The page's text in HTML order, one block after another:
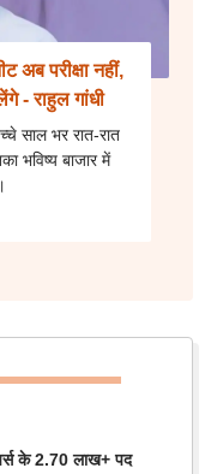
परीक्षा नहीं,
- राहुल गांधी
साल भर रात-रात
भविष्य बाजार में
के 2.70 लाख+ पद